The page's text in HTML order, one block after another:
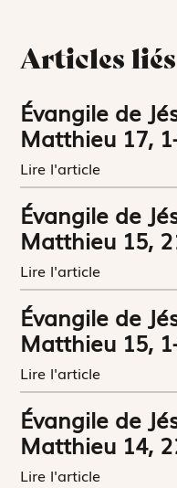
Articles liés
Évangile de
Matthieu 17,
Lire l'article
Évangile de
Matthieu 15,
Lire l'article
Évangile de
Matthieu 15,
Lire l'article
Évangile de
Matthieu 14,
Lire l'article